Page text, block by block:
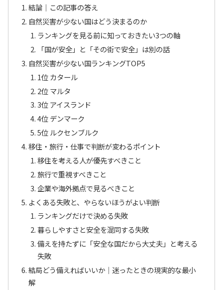
結論｜この記事の答え
自然災害が少ない国はどう決まるのか
ランキングを見る前に知っておきたい3つの軸
「国が安全」と「その街で安全」は別の話
自然災害が少ない国ランキングTOP5
1位 カタール
2位 マルタ
3位 アイスランド
4位 デンマーク
5位 ルクセンブルク
移住・旅行・仕事で判断が変わるポイント
移住を考える人が優先すべきこと
旅行で重視すべきこと
企業や海外拠点で見るべきこと
よくある失敗と、やらないほうがよい判断
ランキングだけで決める失敗
暮らしやすさと安全を混同する失敗
備えを持たずに「安全な国だから大丈夫」と考える
失敗
結局どう備えればいいか｜迷ったときの現実的な最小
解